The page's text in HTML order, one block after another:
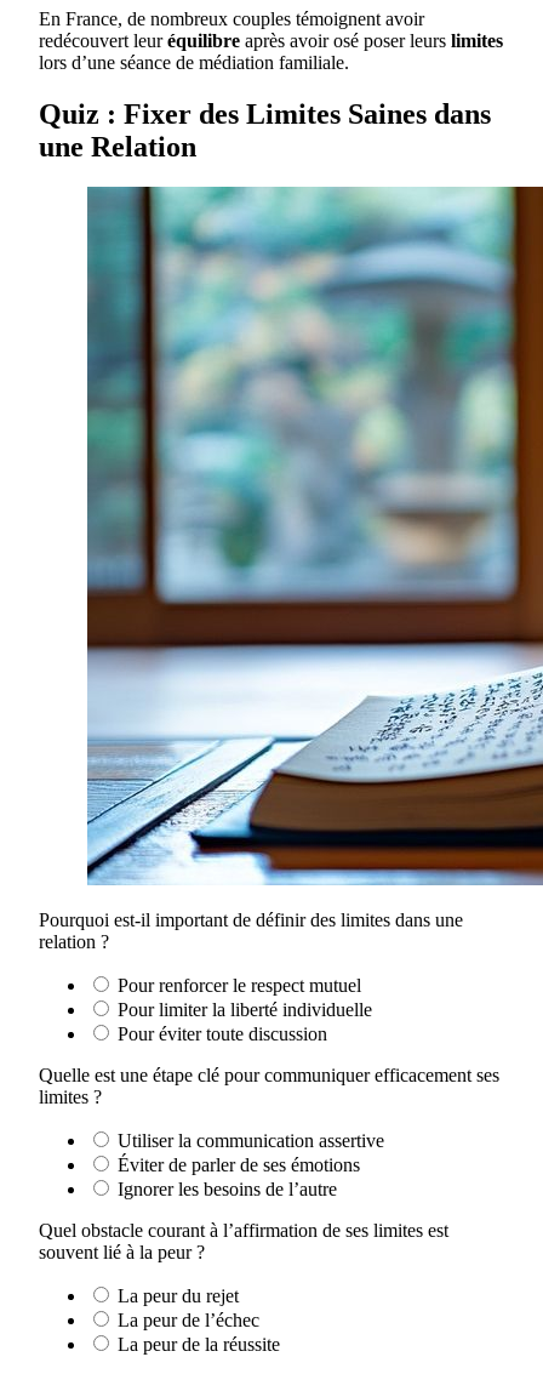
En France, de nombreux couples témoignent avoir
redécouvert leuréquilibre après avoir osé poser leurs limites
lors d’une séance de médiation familiale.
Quiz : Fixer des Limites Saines dans
une Relation
Pourquoi est-il important de définir des limites dans une
relation ?
Pour renforcer le respect mutuel
Pour limiter la liberté individuelle
Pour éviter toute discussion
Quelle est une étape clé pour communiquer efficacement ses
limites ?
Utiliser la communication assertive
Éviter de parler de ses émotions
Ignorer les besoins de l’autre
Quel obstacle courant à l’affirmation de ses limites est
souvent lié à la peur ?
La peur du rejet
La peur de l’échec
La peur de la réussite